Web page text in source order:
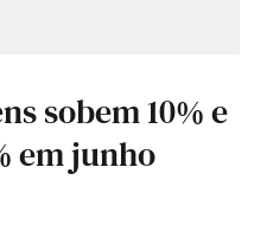
sobem 10% e
em junho